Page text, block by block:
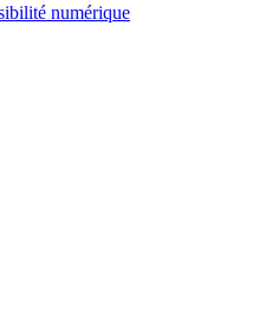
numérique